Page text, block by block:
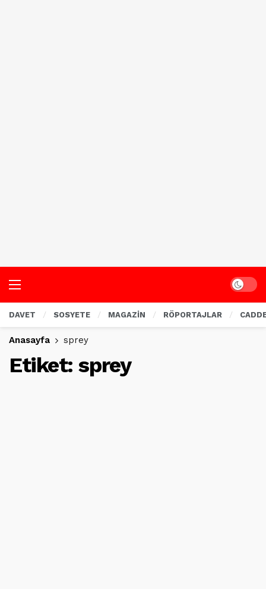
Dark
DAVET SOSYETE MAGAZİN RÖPORTAJLAR
Anasayfa sprey
Etiket: sprey